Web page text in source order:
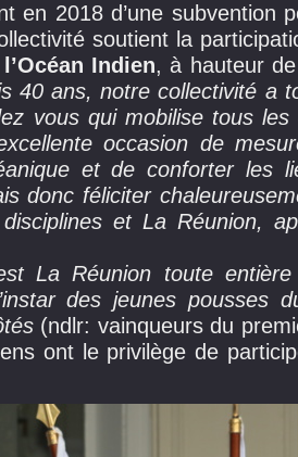
en 2018 d’une subvention
soutient la
Indien, à hauteur
40 ans, notre collectivité a
vous qui mobilise tous
occasion de
et de conforter les
donc féliciter
et La Réunion,
La Réunion toute
des jeunes pousses
(ndlr: vainqueurs du
ont le privilège de